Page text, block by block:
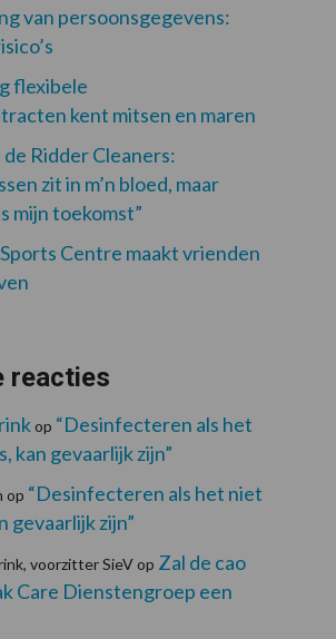
van persoonsgegevens:
flexibele
kent mitsen en maren
de Ridder Cleaners:
zit in m’n bloed, maar
mijn toekomst”
Centre maakt vrienden
reacties
op “Desinfecteren als het
kan gevaarlijk zijn”
op “Desinfecteren als het niet
gevaarlijk zijn”
voorzitter SieVop Zal de cao
Care Dienstengroep een